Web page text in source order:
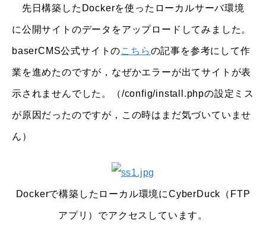
先日構築したDockerを使ったローカルサーバ環境
に公開サイトのデータをアップロードしてみました。
baserCMS公式サイトのこちらの記事を参考にして作
業を進めたのですが，なぜかエラーが出てサイトが表
示されませんでした。（/config/install.phpの設定ミス
が原因だったのですが，この時はまだ気づいていませ
ん）
Dockerで構築したローカル環境にCyberDuck（FTP
アプリ）でアクセスしています。